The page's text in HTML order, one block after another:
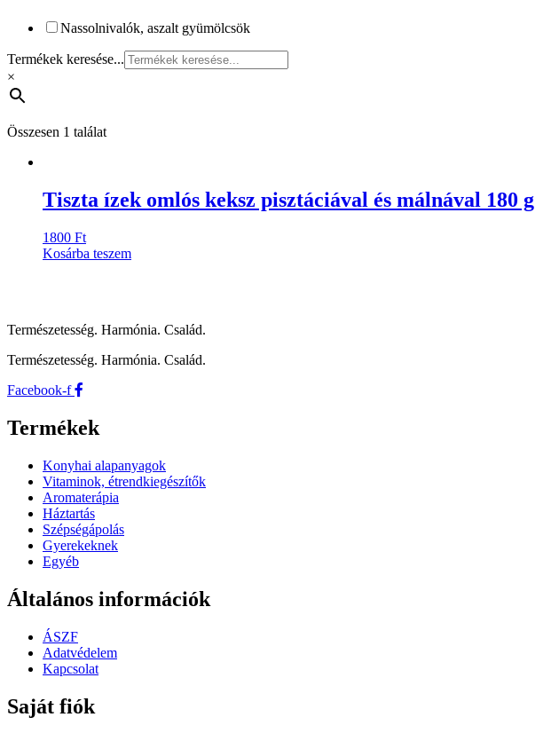
Nassolnivalók, aszalt gyümölcsök
Termékek keresése...
×
Összesen 1 találat
Tiszta ízek omlós keksz pisztáciával és málnával 180 g
1800 Ft
Kosárba teszem
Természetesség. Harmónia. Család.
Természetesség. Harmónia. Család.
Facebook-f
Termékek
Konyhai alapanyagok
Vitaminok, étrendkiegészítők
Aromaterápia
Háztartás
Szépségápolás
Gyerekeknek
Egyéb
Általános információk
ÁSZF
Adatvédelem
Kapcsolat
Saját fiók